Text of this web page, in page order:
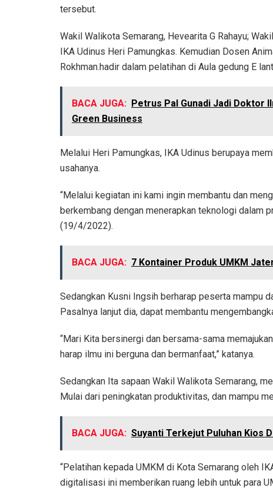
tersebut.
Wakil Walikota Semarang, Hevearita G Rahayu;
IKA Udinus Heri Pamungkas. Kemudian Dosen
Rokhman.hadir dalam pelatihan di Aula gedung E
BACA JUGA: Petrus Pal Gunadi Jadi Doktor
Green Business
Melalui Heri Pamungkas, IKA Udinus berupaya
usahanya.
“Melalui kegiatan ini kami ingin membantu dan
berkembang dengan menerapkan teknologi dalam
(19/4/2022).
BACA JUGA: 7 Kontainer Produk UMKM
Sedangkan Kusni Ingsih berharap peserta mampu
Pasalnya lanjut dia, dapat membantu
“Mari Kita bersinergi dan bersama-sama
harap ilmu ini berguna dan bermanfaat,” katanya.
Sedangkan Ita sapaan Wakil Walikota Semarang,
Mulai dari peningkatan produktivitas, dan mampu
BACA JUGA: Suyanti Terkejut Puluhan Kios
“Pelatihan kepada UMKM di Kota Semarang oleh
digitalisasi ini memberikan ruang lebih untuk para